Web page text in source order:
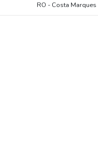
RO - Costa